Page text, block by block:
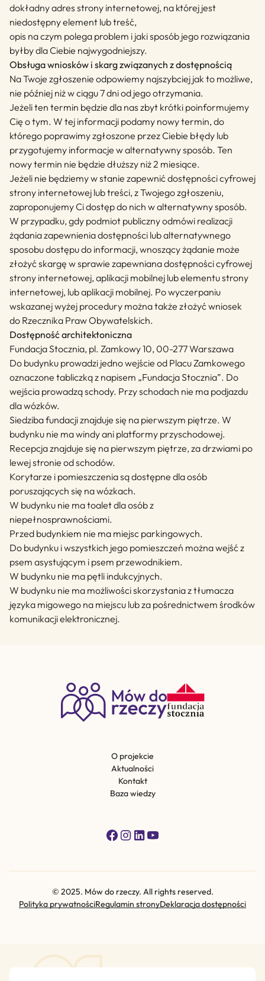
dokładny adres strony internetowej, na której jest
niedostępny element lub treść,
opis na czym polega problem i jaki sposób jego rozwiązania
byłby dla Ciebie najwygodniejszy.
Obsługa wniosków i skarg związanych z dostępnością
Na Twoje zgłoszenie odpowiemy najszybciej jak to możliwe,
nie później niż w ciągu 7 dni od jego otrzymania.
Jeżeli ten termin będzie dla nas zbyt krótki poinformujemy
Cię o tym. W tej informacji podamy nowy termin, do
którego poprawimy zgłoszone przez Ciebie błędy lub
przygotujemy informacje w alternatywny sposób. Ten
nowy termin nie będzie dłuższy niż 2 miesiące.
Jeżeli nie będziemy w stanie zapewnić dostępności cyfrowej
strony internetowej lub treści, z Twojego zgłoszeniu,
zaproponujemy Ci dostęp do nich w alternatywny sposób.
W przypadku, gdy podmiot publiczny odmówi realizacji
żądania zapewnienia dostępności lub alternatywnego
sposobu dostępu do informacji, wnoszący żądanie może
złożyć skargę w sprawie zapewniana dostępności cyfrowej
strony internetowej, aplikacji mobilnej lub elementu strony
internetowej, lub aplikacji mobilnej. Po wyczerpaniu
wskazanej wyżej procedury można także złożyć wniosek
do Rzecznika Praw Obywatelskich.
Dostępność architektoniczna
Fundacja Stocznia, pl. Zamkowy 10, 00-277 Warszawa
Do budynku prowadzi jedno wejście od Placu Zamkowego
oznaczone tabliczką z napisem „Fundacja Stocznia”. Do
wejścia prowadzą schody. Przy schodach nie ma podjazdu
dla wózków.
Siedziba fundacji znajduje się na pierwszym piętrze. W
budynku nie ma windy ani platformy przyschodowej.
Recepcja znajduje się na pierwszym piętrze, za drzwiami po
lewej stronie od schodów.
Korytarze i pomieszczenia są dostępne dla osób
poruszających się na wózkach.
W budynku nie ma toalet dla osób z
niepełnosprawnościami.
Przed budynkiem nie ma miejsc parkingowych.
Do budynku i wszystkich jego pomieszczeń można wejść z
psem asystującym i psem przewodnikiem.
W budynku nie ma pętli indukcyjnych.
W budynku nie ma możliwości skorzystania z tłumacza
języka migowego na miejscu lub za pośrednictwem środków
komunikacji elektronicznej.
O projekcie
Aktualności
Kontakt
Baza wiedzy
© 2025. Mów do rzeczy. All rights reserved.
Polityka prywatnościRegulamin stronyDeklaracja dostępności